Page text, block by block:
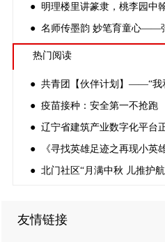
热门阅读
● 疫苗接种：安全第一不抢跑
● 辽宁省建筑产业数字化平台
● 《寻找英雄足迹之再现小英雄
● 北门社区“月满中秋 儿推护航
友情链接